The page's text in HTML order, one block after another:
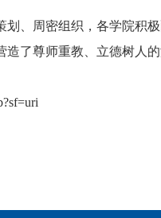
、周密组织，各学院
了尊师重教、立德树人